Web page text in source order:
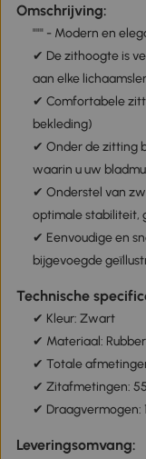
Omschrijving:
""" - Modern en
✔ De zithoogte is
aan elke
✔ Comfortabele
bekleding)
✔ Onder de zitting
waarin u uw
✔ Onderstel van
optimale stabiliteit,
✔ Eenvoudige en
bijgevoegde
Technische
✔ Kleur: Zwart
✔ Materiaal:
✔ Totale
✔ Zitafmetingen:
✔ Draagvermogen:
Leveringsomvang: